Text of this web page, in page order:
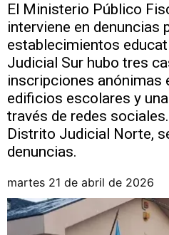
El Ministerio Público
interviene en denuncias
establecimientos
Judicial Sur hubo tres
inscripciones anónimas
edificios escolares y
través de redes
Distrito Judicial Norte,
denuncias.
martes 21 de abril de 2026